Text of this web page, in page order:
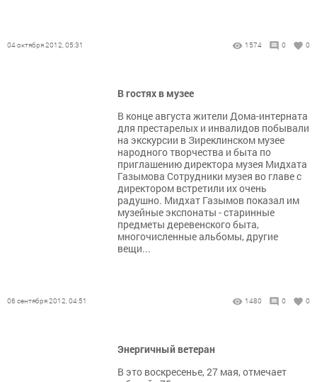
04 октября 2012, 05:31 1574 0 0
В гостях в музее
В конце августа жители Дома-интерната
для престарелых и инвалидов побывали
на экскурсии в Зиреклинском музее
народного творчества и быта по
приглашению директора музея Мидхата
Газымова Сотрудники музея во главе с
директором встретили их очень
радушно. Мидхат Газымов показал им
музейные экспонаты - старинные
предметы деревенского быта,
многочисленные альбомы, другие
вещи...
06 сентября 2012, 04:51 1480 0 0
Энергичный ветеран
В это воскресенье, 27 мая, отмечает